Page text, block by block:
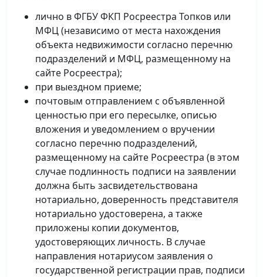
лично в ФГБУ ФКП Росреестра Топков или
МФЦ (независимо от места нахождения
объекта недвижимости согласно перечню
подразделений и МФЦ, размещенному на
сайте Росреестра);
при выездном приеме;
почтовым отправлением с объявленной
ценностью при его пересылке, описью
вложения и уведомлением о вручении
согласно перечню подразделений,
размещенному на сайте Росреестра (в этом
случае подлинность подписи на заявлении
должна быть засвидетельствована
нотариально, доверенность представителя
нотариально удостоверена, а также
приложены копии документов,
удостоверяющих личность. В случае
направления нотариусом заявления о
государственной регистрации прав, подписи